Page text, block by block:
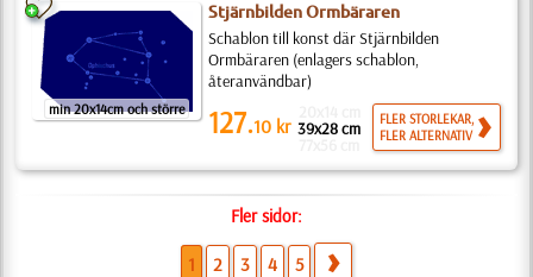
min 20x14cm och större
Stjärnbilden Ormbäraren
Schablon till konst där Stjärnbilden
Ormbäraren (enlagers schablon,
återanvändbar)
127.10 kr 39x28 cm
FLER STORLEKAR,
FLER ALTERNATIV
Fler sidor:
1 2 3 4 5